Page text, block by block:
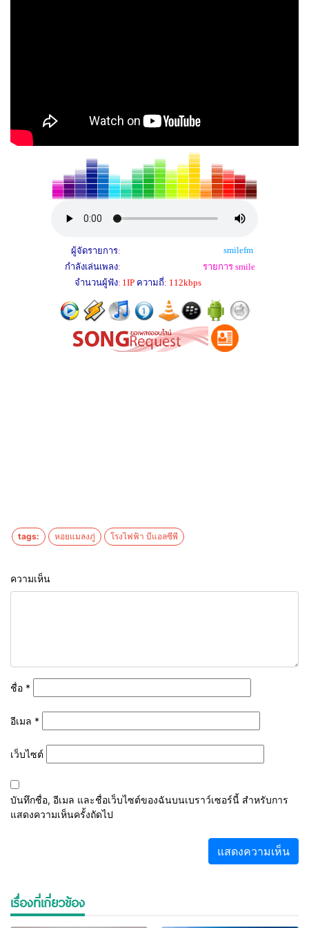
tags: หอยแมลงภู่ โรงไฟฟ้า บีแอลซีพี
ความเห็น
ชื่อ *
อีเมล *
เว็บไซต์
บันทึกชื่อ, อีเมล และชื่อเว็บไซต์ของฉันบนเบราว์เซอร์นี้ สำหรับการ
แสดงความเห็นครั้งถัดไป
เรื่องที่เกี่ยวข้อง